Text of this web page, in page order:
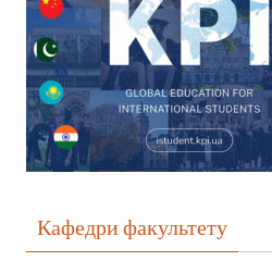
Кафедри факультету